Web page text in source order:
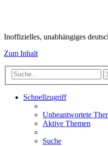
Inoffizielles, unabhängiges
Zum Inhalt
Schnellzugriff
Unbeantwortete
Aktive Themen
Suche